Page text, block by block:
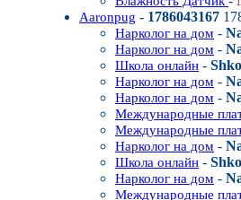
Aaronpug - 1786043167
Нарколог на дом -
Нарколог на дом -
Школа онлайн -
Нарколог на дом -
Нарколог на дом -
Международные
Международные
Нарколог на дом -
Школа онлайн -
Нарколог на дом -
Международные